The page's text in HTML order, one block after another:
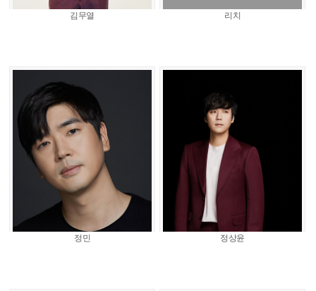
김무열 리치
정민 정상윤